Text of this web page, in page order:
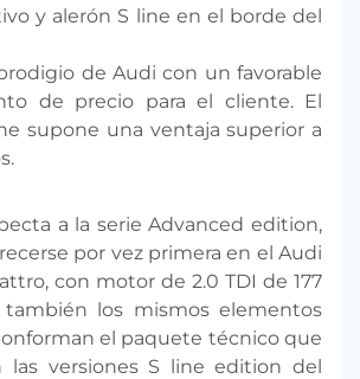
y alerón S line en el borde del
de Audi con un favorable
de precio para el cliente. El
supone una ventaja superior a
a la serie Advanced edition,
por vez primera en el Audi
con motor de 2.0 TDI de 177
también los mismos elementos
el paquete técnico que
las versiones S line edition del